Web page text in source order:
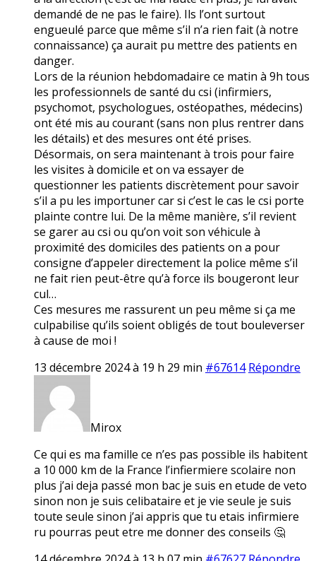
demandé de ne pas le faire). Ils l’ont surtout
engueulé parce que même s’il n’a rien fait (à notre
connaissance) ça aurait pu mettre des patients en
danger.
Lors de la réunion hebdomadaire ce matin à 9h tous
les professionnels de santé du csi (infirmiers,
psychomot, psychologues, ostéopathes, médecins)
ont été mis au courant (sans non plus rentrer dans
les détails) et des mesures ont été prises.
Désormais, on sera maintenant à trois pour faire
les visites à domicile et on va essayer de
questionner les patients discrètement pour savoir
s’il a pu les importuner car si c’est le cas le csi porte
plainte contre lui. De la même manière, s’il revient
se garer au csi ou qu’on voit son véhicule à
proximité des domiciles des patients on a pour
consigne d’appeler directement la police même s’il
ne fait rien peut-être qu’à force ils bougeront leur
cul…
Ces mesures me rassurent un peu même si ça me
culpabilise qu’ils soient obligés de tout bouleverser
à cause de moi !
13 décembre 2024 à 19 h 29 min #67614 Répondre
Mirox
Ce qui es ma famille ce n’es pas possible ils habitent
a 10 000 km de la France l’infiermiere scolaire non
plus j’ai deja passé mon bac je suis en etude de veto
sinon non je suis celibataire et je vie seule je suis
toute seule sinon j’ai appris que tu etais infirmiere
ru pourras peut etre me donner des conseils 🤔